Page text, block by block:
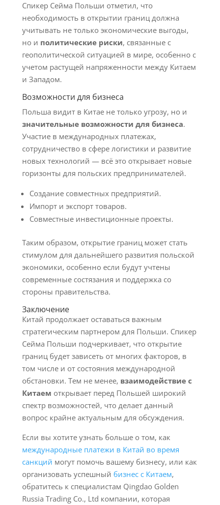
Спикер Сейма Польши отметил, что
необходимость в открытии границ должна
учитывать не только экономические выгоды,
но и политические риски, связанные с
геополитической ситуацией в мире, особенно с
учетом растущей напряженности между Китаем
и Западом.
Возможности для бизнеса
Польша видит в Китае не только угрозу, но и
значительные возможности для бизнеса.
Участие в международных платежах,
сотрудничество в сфере логистики и развитие
новых технологий — всё это открывает новые
горизонты для польских предпринимателей.
Создание совместных предприятий.
Импорт и экспорт товаров.
Совместные инвестиционные проекты.
Таким образом, открытие границ может стать
стимулом для дальнейшего развития польской
экономики, особенно если будут учтены
современные состязания и поддержка со
стороны правительства.
Заключение
Китай продолжает оставаться важным
стратегическим партнером для Польши. Спикер
Сейма Польши подчеркивает, что открытие
границ будет зависеть от многих факторов, в
том числе и от состояния международной
обстановки. Тем не менее, взаимодействие с
Китаем открывает перед Польшей широкий
спектр возможностей, что делает данный
вопрос крайне актуальным для обсуждения.
Если вы хотите узнать больше о том, как
международные платежи в Китай во время
санкций могут помочь вашему бизнесу, или как
организовать успешный бизнес с Китаем,
обратитесь к специалистам Qingdao Golden
Russia Trading Co., Ltd компании, которая